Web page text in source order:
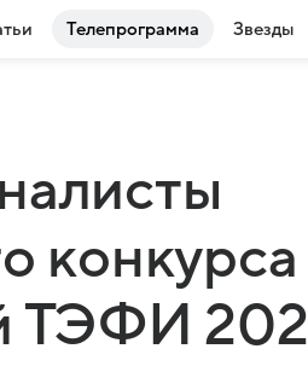
Телепрограмма Звезды
конкурса
ТЭФИ